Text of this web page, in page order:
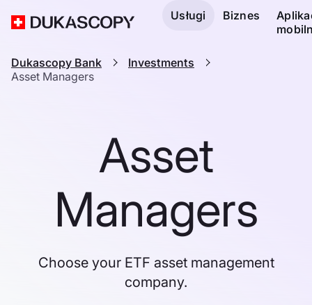
Usługi Biznes
Dukascopy Bank
Investments
Asset Managers
Asset
Managers
Choose your ETF asset management
company.